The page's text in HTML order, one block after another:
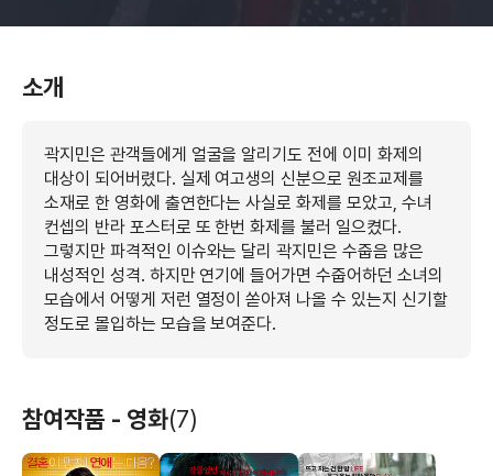
소개
곽지민은 관객들에게 얼굴을 알리기도 전에 이미 화제의
대상이 되어버렸다. 실제 여고생의 신분으로 원조교제를
소재로 한 영화에 출연한다는 사실로 화제를 모았고, 수녀
컨셉의 반라 포스터로 또 한번 화제를 불러 일으켰다.
그렇지만 파격적인 이슈와는 달리 곽지민은 수줍음 많은
내성적인 성격. 하지만 연기에 들어가면 수줍어하던 소녀의
모습에서 어떻게 저런 열정이 쏟아져 나올 수 있는지 신기할
정도로 몰입하는 모습을 보여준다.
참여작품 - 영화(7)